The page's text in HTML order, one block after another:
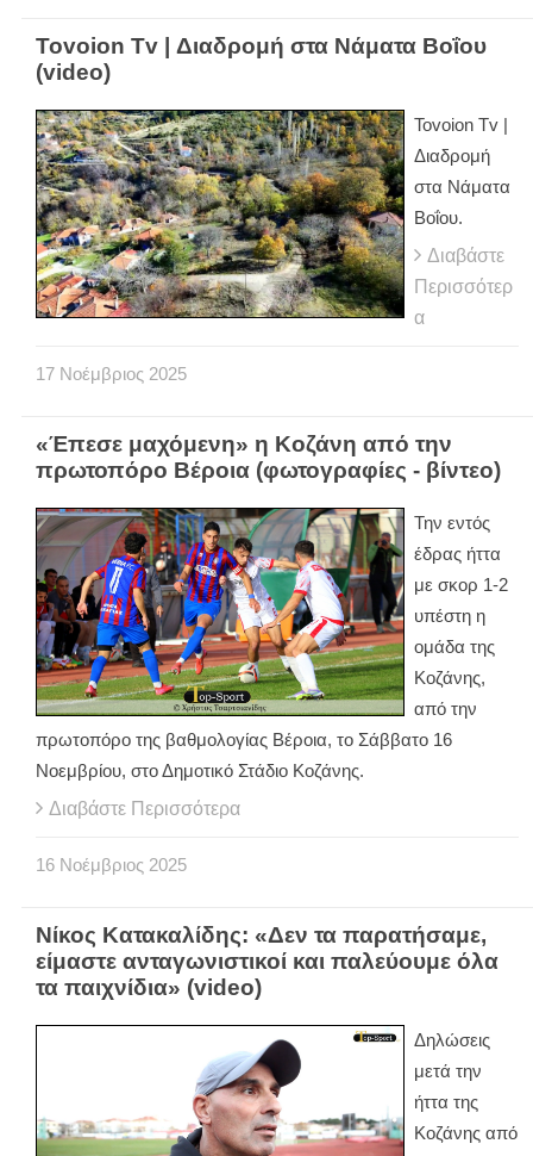
Tovoion Tv | Διαδρομή στα Νάματα Βοΐου
(video)
Tovoion Tv |
Διαδρομή
στα Νάματα
Βοΐου.
Διαβάστε
Περισσότερ
α
17 Νοέμβριος 2025
«Έπεσε μαχόμενη» η Κοζάνη από την
πρωτοπόρο Βέροια (φωτογραφίες - βίντεο)
Την εντός
έδρας ήττα
με σκορ 1-2
υπέστη η
ομάδα της
Κοζάνης,
από την
πρωτοπόρο της βαθμολογίας Βέροια, το Σάββατο 16
Νοεμβρίου, στο Δημοτικό Στάδιο Κοζάνης.
Διαβάστε Περισσότερα
16 Νοέμβριος 2025
Νίκος Κατακαλίδης: «Δεν τα παρατήσαμε,
είμαστε ανταγωνιστικοί και παλεύουμε όλα
τα παιχνίδια» (video)
Δηλώσεις
μετά την
ήττα της
Κοζάνης από